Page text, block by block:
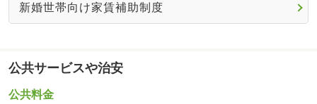
新婚世帯向け家賃補助制度
公共サービスや治安
公共料金